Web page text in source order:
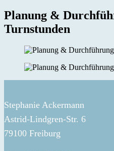
Planung &
Turnstunden
Stephanie Ackermann
Astrid-Lindgren-Str. 6
79100 Freiburg